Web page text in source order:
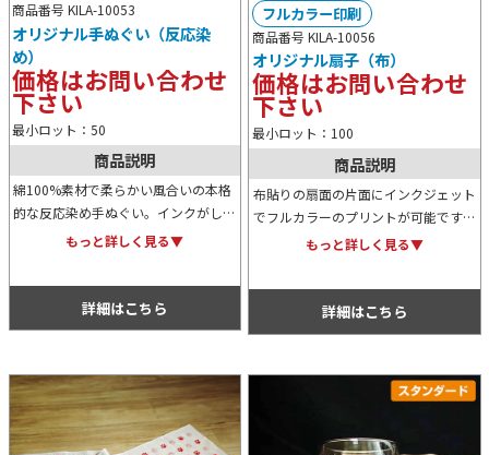
商品番号 KILA-10053
オリジナル手ぬぐい（反応染
め）
価格はお問い合わせ
下さい
最小ロット：50
商品説明
綿100%素材で柔らかい風合いの本格
的な反応染め手ぬぐい。インクがしっ
かり生地を通り抜けるので、裏も表も
もっと詳しく見る▼
詳細はこちら
商品番号 KILA-10056
オリジナル扇子（布）
価格はお問い合わせ
下さい
最小ロット：100
フルカラー印刷
商品説明
布貼りの扇面の片面にインクジェット
でフルカラーのプリントが可能です。
他とは違う、個性的な見た目で独自性
作りたい方にオススメです。
もっと詳しく見る▼
詳細はこちら